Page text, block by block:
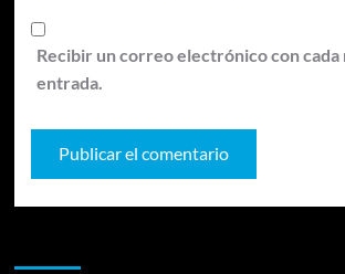
Recibir un correo electrónico con cada
entrada.